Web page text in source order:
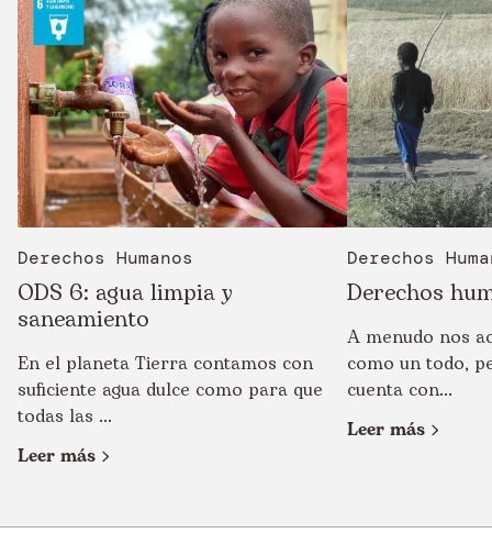
Derechos Humanos
ODS 6: agua limpia y
saneamiento
En el planeta Tierra contamos con
suficiente agua dulce como para que
todas las ...
Leer más
Derechos
Derechos
A menudo nos
como un todo,
cuenta con...
Leer más